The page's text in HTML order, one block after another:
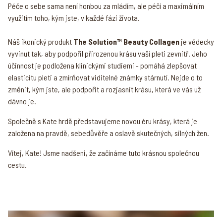
Péče o sebe sama není honbou za mládím, ale péčí a maximálním
využitím toho, kým jste, v každé fázi života.
Náš ikonický produkt The Solution™ Beauty Collagen je vědecky
vyvinut tak, aby podpořil přirozenou krásu vaší pleti zevnitř. Jeho
účinnost je podložena klinickými studiemi - pomáhá zlepšovat
elasticitu pleti a zmírňovat viditelné známky stárnutí. Nejde o to
změnit, kým jste, ale podpořit a rozjasnit krásu, která ve vás už
dávno je.
Společně s Kate hrdě představujeme novou éru krásy, která je
založena na pravdě, sebedůvěře a oslavě skutečných, silných žen.
Vítej, Kate! Jsme nadšeni, že začínáme tuto krásnou společnou
cestu.